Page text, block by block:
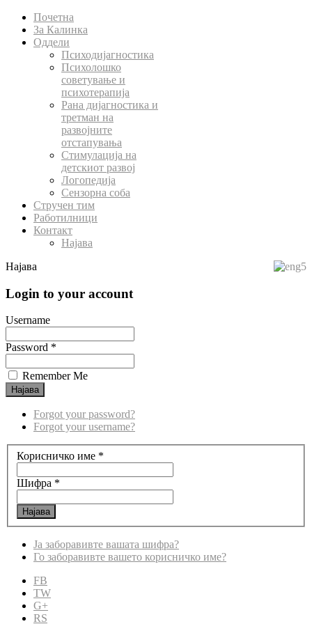
Почетна
За Калинка
Оддели
Психодијагностика
Психолошко
советување и
психотерапија
Рана дијагностика и
третман на
развојните
отстапувања
Стимулација на
детскиот развој
Логопедија
Сензорна соба
Стручен тим
Работилници
Контакт
Најава
Најава
Login to your account
Username
Password *
Remember Me
Forgot your password?
Forgot your username?
Корисничко име *
Шифра *
Најава
Ја заборавивте вашата шифра?
Го заборавивте вашето корисничко име?
FB
TW
G+
RS